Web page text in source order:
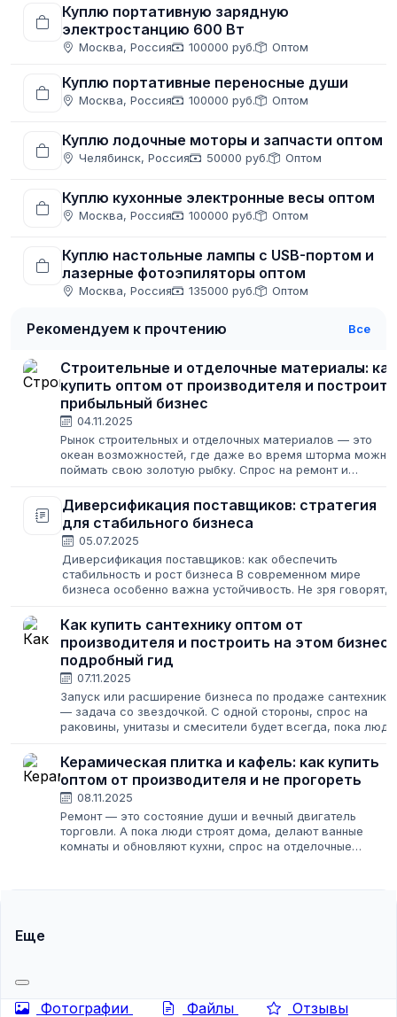
Куплю портативную зарядную
электростанцию 600 Вт
Москва, Россия 100000 руб. Оптом
Куплю портативные переносные души
Москва, Россия 100000 руб. Оптом
Куплю лодочные моторы и запчасти оптом
Челябинск, Россия 50000 руб. Оптом
Куплю кухонные электронные весы оптом
Москва, Россия 100000 руб. Оптом
Куплю настольные лампы с USB-портом и
лазерные фотоэпиляторы оптом
Москва, Россия 135000 руб. Оптом
Рекомендуем к прочтению Все
Строительные и отделочные материалы: как
купить оптом от производителя и построить
прибыльный бизнес
04.11.2025
Рынок строительных и отделочных материалов — это
океан возможностей, где даже во время шторма можно
поймать свою золотую рыбку. Спрос на ремонт и
масштабы. Для предпринимателя это...
Диверсификация поставщиков: стратегия
для стабильного бизнеса
05.07.2025
Диверсификация поставщиков: как обеспечить
стабильность и рост бизнеса В современном мире
бизнеса особенно важна устойчивость. Не зря говорят,
огнем: один поломанный мост может...
Как купить сантехнику оптом от
производителя и построить на этом бизнес:
подробный гид
07.11.2025
Запуск или расширение бизнеса по продаже сантехники
— задача со звездочкой. С одной стороны, спрос на
раковины, унитазы и смесители будет всегда, пока люди
предложениями, от элитных европейских...
Керамическая плитка и кафель: как купить
оптом от производителя и не прогореть
08.11.2025
Ремонт — это состояние души и вечный двигатель
торговли. А пока люди строят дома, делают ванные
комнаты и обновляют кухни, спрос на отделочные
Еще
Фотографии Файлы Отзывы